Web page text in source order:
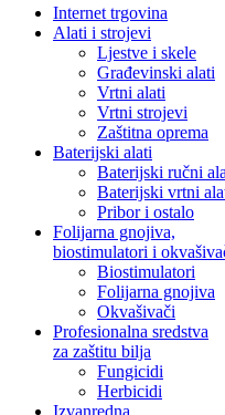
Close
Menu
Internet trgovina
Alati i strojevi
Ljestve i skele
Građevinski alati
Vrtni alati
Vrtni strojevi
Zaštitna oprema
Baterijski alati
Baterijski ručni
Baterijski vrtni
Pribor i ostalo
Folijarna gnojiva,
biostimulatori i
Biostimulatori
Folijarna gnojiva
Okvašivači
Profesionalna sredstva
za zaštitu bilja
Fungicidi
Herbicidi
Izvanredna